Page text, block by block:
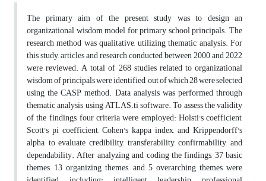
The primary aim of the present study was to design an
organizational wisdom model for primary school principals. The
research method was qualitative, utilizing thematic analysis. For
this study, articles and research conducted between 2000 and 2022
were reviewed. A total of 268 studies related to organizational
wisdom of principals were identified, out of which 28 were selected
using the CASP method. Data analysis was performed through
thematic analysis using ATLAS.ti software. To assess the validity
of the findings, four criteria were employed: Holsti's coefficient,
Scott's pi coefficient, Cohen's kappa index, and Krippendorff's
alpha, to evaluate credibility, transferability, confirmability, and
dependability. After analyzing and coding the findings, 37 basic
themes, 13 organizing themes, and 5 overarching themes were